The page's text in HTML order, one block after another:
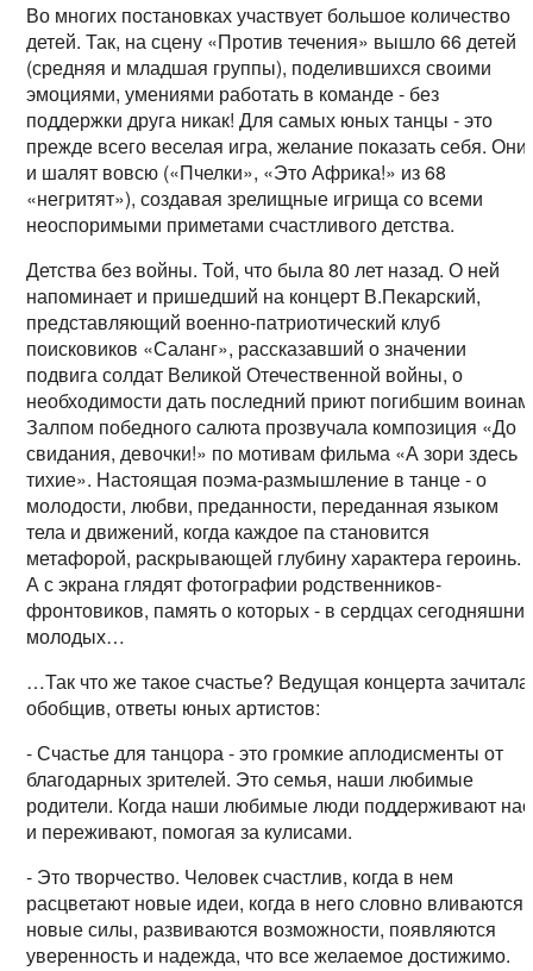
Во многих постановках участвует большое количество
детей. Так, на сцену «Против течения» вышло 66 детей
(средняя и младшая группы), поделившихся своими
эмоциями, умениями работать в команде - без
поддержки друга никак! Для самых юных танцы - это
прежде всего веселая игра, желание показать себя. Они
и шалят вовсю («Пчелки», «Это Африка!» из 68
«негритят»), создавая зрелищные игрища со всеми
неоспоримыми приметами счастливого детства.
Детства без войны. Той, что была 80 лет назад. О ней
напоминает и пришедший на концерт В.Пекарский,
представляющий военно-патриотический клуб
поисковиков «Саланг», рассказавший о значении
подвига солдат Великой Отечественной войны, о
необходимости дать последний приют погибшим
Залпом победного салюта прозвучала композиция «До
свидания, девочки!» по мотивам фильма «А зори здесь
тихие». Настоящая поэма-размышление в танце - о
молодости, любви, преданности, переданная языком
тела и движений, когда каждое па становится
метафорой, раскрывающей глубину характера героинь.
А с экрана глядят фотографии родственников-
фронтовиков, память о которых - в сердцах
молодых…
…Так что же такое счастье? Ведущая концерта
обобщив, ответы юных артистов:
- Счастье для танцора - это громкие аплодисменты от
благодарных зрителей. Это семья, наши любимые
родители. Когда наши любимые люди поддерживают нас
и переживают, помогая за кулисами.
- Это творчество. Человек счастлив, когда в нем
расцветают новые идеи, когда в него словно вливаются
новые силы, развиваются возможности, появляются
уверенность и надежда, что все желаемое достижимо.